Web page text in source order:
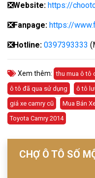
❎Website: https://
❎Fanpage: https://
❎Hotline: 0397393333
Xem thêm: thu mua ô tô
ô tô đã qua sử dụng
ô tô
giá xe camry cũ
Mua Bán
Toyota Camry 2014
CHỢ Ô TÔ SỐ